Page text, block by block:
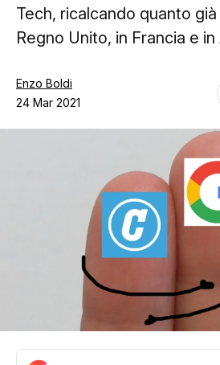
Tech, ricalcando quanto
Regno Unito, in Francia e in
Enzo Boldi
24 Mar 2021